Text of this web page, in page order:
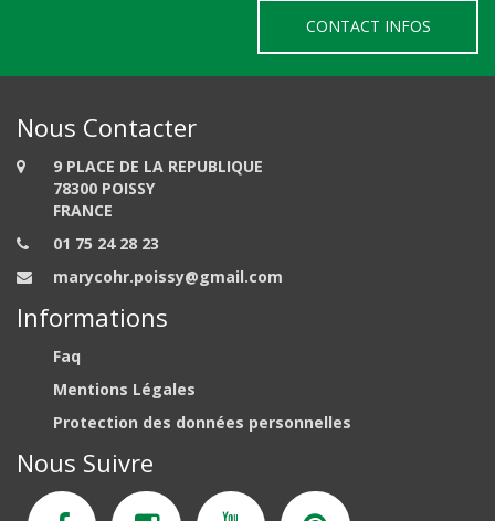
CONTACT INFOS
Nous Contacter
9 PLACE DE LA REPUBLIQUE
78300 POISSY
FRANCE
01 75 24 28 23
marycohr.poissy@gmail.com
Informations
Faq
Mentions Légales
Protection des données personnelles
Nous Suivre